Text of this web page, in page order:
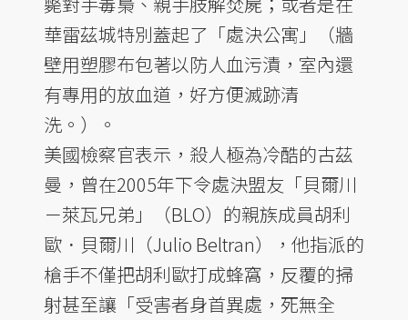
華雷茲城特別蓋起了「處決公寓」（牆
壁用塑膠布包著以防人血污漬，室內還
有專用的放血道，好方便滅跡清
洗。）。
美國檢察官表示，殺人極為冷酷的古茲
曼，曾在2005年下令處決盟友「貝爾川
－萊瓦兄弟」（BLO）的親族成員胡利
歐．貝爾川（Julio Beltran），他指派的
槍手不僅把胡利歐打成蜂窩，反覆的掃
射甚至讓「受害者身首異處，死無全